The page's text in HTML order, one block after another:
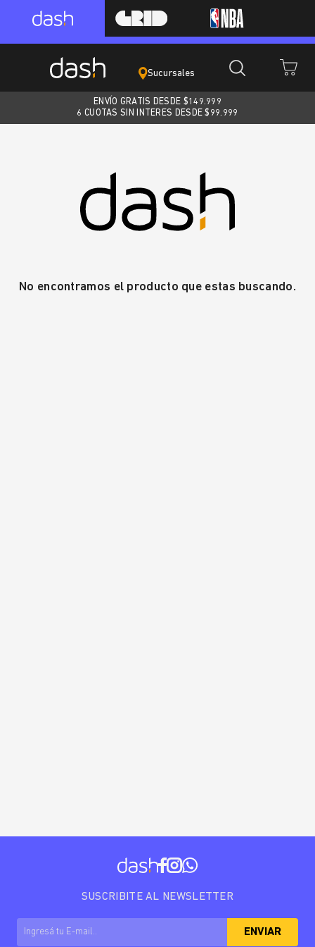
Sucursales
ENVÍO GRATIS DESDE $149.999
6 CUOTAS SIN INTERES DESDE $99.999
No encontramos el producto que estas buscando.
SUSCRIBITE AL NEWSLETTER
ENVIAR